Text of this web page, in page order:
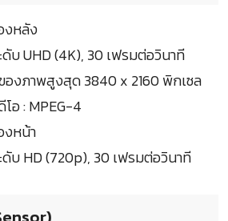
งหลัง
บ UHD (4K), 30 เฟรมต่อวินาที
องภาพสูงสุด 3840 x 2160 พิกเซล
อ : MPEG-4
หน้า
บ HD (720p), 30 เฟรมต่อวินาที